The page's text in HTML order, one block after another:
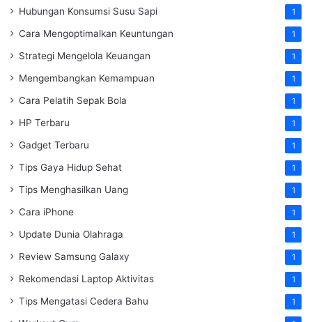
Hubungan Konsumsi Susu Sapi 1
Cara Mengoptimalkan Keuntungan 1
Strategi Mengelola Keuangan 1
Mengembangkan Kemampuan 1
Cara Pelatih Sepak Bola 1
HP Terbaru 1
Gadget Terbaru 1
Tips Gaya Hidup Sehat 1
Tips Menghasilkan Uang 1
Cara iPhone 1
Update Dunia Olahraga 1
Review Samsung Galaxy 1
Rekomendasi Laptop Aktivitas 1
Tips Mengatasi Cedera Bahu 1